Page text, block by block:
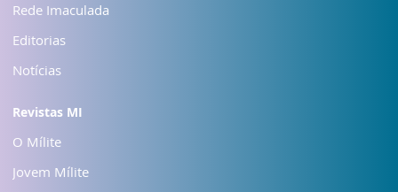
Rede Imaculada
Editorias
Notícias
Revistas MI
O Mílite
Jovem Mílite